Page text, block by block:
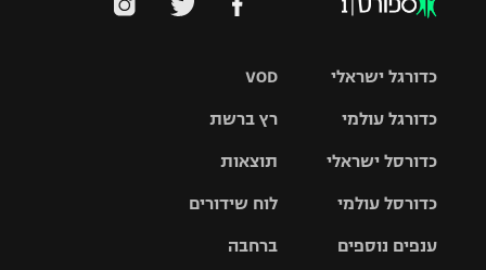
VOD
רץ ברשת
תוצאות
לוח שידורים
ברחבה
כדורגל ישראלי
גביע הטוטו
כדורגל עולמי
האלופות
ליגה
כדורסל ישראלי
סל
כדורסל עולמי
ענפים נוספים